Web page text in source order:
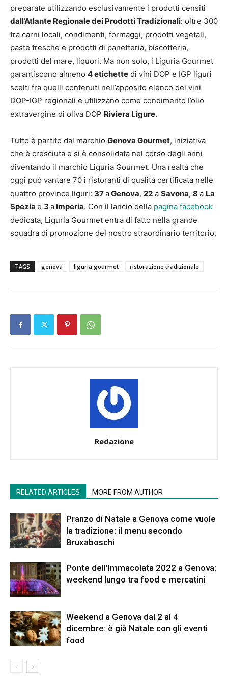
preparate utilizzando esclusivamente i prodotti censiti
dall’Atlante Regionale dei Prodotti Tradizionali: oltre 300
tra carni locali, condimenti, formaggi, prodotti vegetali,
paste fresche e prodotti di panetteria, biscotteria,
prodotti del mare, liquori. Ma non solo, i Liguria Gourmet
garantiscono almeno 4 etichette di vini DOP e IGP liguri
scelti fra quelli contenuti nell’apposito elenco dei vini
DOP-IGP regionali e utilizzano come condimento l’olio
extravergine di oliva DOP Riviera Ligure.
Tutto è partito dal marchio Genova Gourmet, iniziativa
che è cresciuta e si è consolidata nel corso degli anni
diventando il marchio Liguria Gourmet. Una realtà che
oggi può vantare 70 i ristoranti di qualità certificata nelle
quattro province liguri: 37aGenova, 22 a Savona, 8 a La
Spezia e 3 a Imperia. Con il lancio della pagina facebook
dedicata, Liguria Gourmet entra di fatto nella grande
squadra di promozione del nostro straordinario territorio.
TAGS genova liguria gourmet ristorazione tradizionale
Redazione
RELATED ARTICLES MORE FROM AUTHOR
Pranzo di Natale a Genova come vuole
la tradizione: il menu secondo
Bruxaboschi
Ponte dell’Immacolata 2022 a Genova:
weekend lungo tra food e mercatini
Weekend a Genova dal 2 al 4
dicembre: è già Natale con gli eventi
food